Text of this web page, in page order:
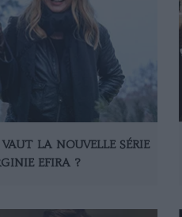
LA NOUVELLE SÉRIE
EFIRA ?